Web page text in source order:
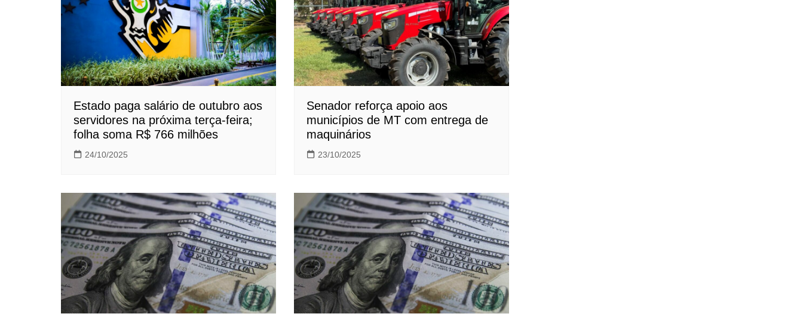
Estado paga salário de outubro aos
servidores na próxima terça-feira;
folha soma R$ 766 milhões
24/10/2025
Senador reforça apoio aos
municípios de MT com entrega de
maquinários
23/10/2025